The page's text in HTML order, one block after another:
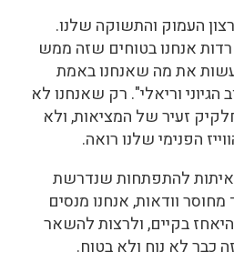
העמוק והתשוקה שלנו.
אנחנו בטוחים שזה ממש
את מה שאנחנו באמת
הגיוני וריאלי". רק שאנחנו לא
זעיר של המציאות, ולא
הפנימי שלנו רואה.
איתות להתפתחות שנדרשת
וודאות, אנחנו מנסים
בקיים, ולרצות להשאר
כבר לא נוח ולא בטוח.